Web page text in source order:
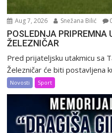
Aug 7, 2026 Snežana Bilić
POSLEDNJA PRIPREMNA
ŽELEZNIČAR
Pred prijateljsku utakmicu sa
Železničar će biti postavljena
Novosti Sport